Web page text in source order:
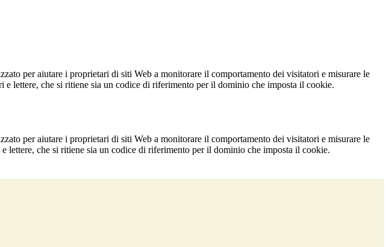
per aiutare i proprietari di siti Web a monitorare il comportamento dei visitatori e misurare le
lettere, che si ritiene sia un codice di riferimento per il dominio che imposta il cookie.
per aiutare i proprietari di siti Web a monitorare il comportamento dei visitatori e misurare le
lettere, che si ritiene sia un codice di riferimento per il dominio che imposta il cookie.